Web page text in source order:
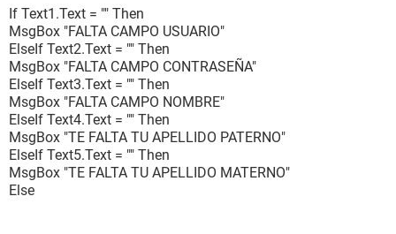
If Text1.Text = "" Then
MsgBox "FALTA CAMPO USUARIO"
ElseIf Text2.Text = "" Then
MsgBox "FALTA CAMPO CONTRASEÑA"
ElseIf Text3.Text = "" Then
MsgBox "FALTA CAMPO NOMBRE"
ElseIf Text4.Text = "" Then
MsgBox "TE FALTA TU APELLIDO PATERNO"
ElseIf Text5.Text = "" Then
MsgBox "TE FALTA TU APELLIDO MATERNO"
Else